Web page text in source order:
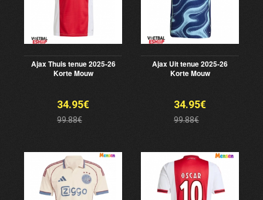
Ajax Thuis tenue 2025-26
Korte Mouw
34.95€
99.88€
Ajax Uit tenue 2025-26
Korte Mouw
34.95€
99.88€